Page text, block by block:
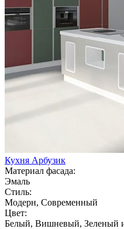
Кухня Арбузик
Материал фасада:
Эмаль
Стиль:
Модерн, Современный
Цвет:
Белый, Вишневый, Зеленый